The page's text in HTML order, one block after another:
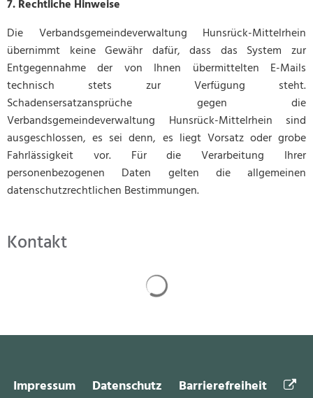
7. Rechtliche Hinweise
Die Verbandsgemeindeverwaltung Hunsrück-Mittelrhein
übernimmt keine Gewähr dafür, dass das System zur
Entgegennahme der von Ihnen übermittelten E-Mails
technisch stets zur Verfügung steht.
Schadensersatzansprüche gegen die
Verbandsgemeindeverwaltung Hunsrück-Mittelrhein sind
ausgeschlossen, es sei denn, es liegt Vorsatz oder grobe
Fahrlässigkeit vor. Für die Verarbeitung Ihrer
personenbezogenen Daten gelten die allgemeinen
datenschutzrechtlichen Bestimmungen.
Kontakt
Impressum Datenschutz
Barrierefreiheit